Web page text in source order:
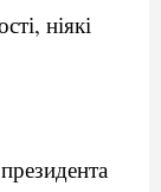
ніякі